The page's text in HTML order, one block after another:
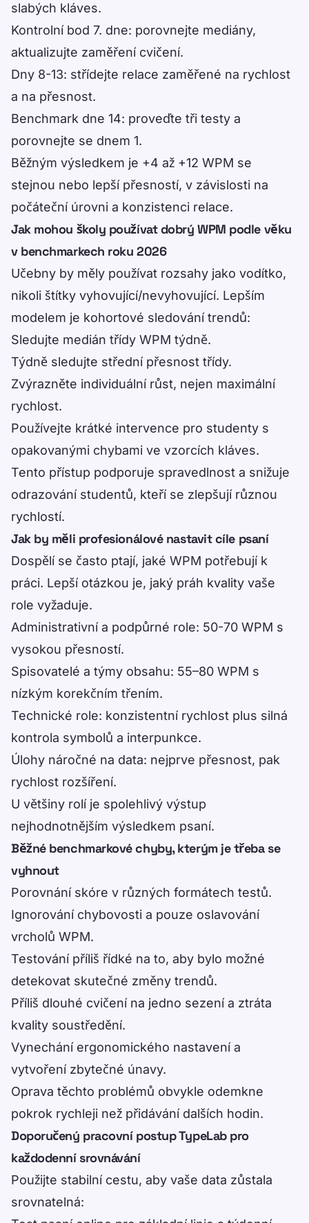
slabých kláves.
Kontrolní bod 7. dne: porovnejte mediány,
aktualizujte zaměření cvičení.
Dny 8-13: střídejte relace zaměřené na rychlost
a na přesnost.
Benchmark dne 14: proveďte tři testy a
porovnejte se dnem 1.
Běžným výsledkem je +4 až +12 WPM se
stejnou nebo lepší přesností, v závislosti na
počáteční úrovni a konzistenci relace.
Jak mohou školy používat dobrý WPM podle věku
v benchmarkech roku 2026
Učebny by měly používat rozsahy jako vodítko,
nikoli štítky vyhovující/nevyhovující. Lepším
modelem je kohortové sledování trendů:
Sledujte medián třídy WPM týdně.
Týdně sledujte střední přesnost třídy.
Zvýrazněte individuální růst, nejen maximální
rychlost.
Používejte krátké intervence pro studenty s
opakovanými chybami ve vzorcích kláves.
Tento přístup podporuje spravedlnost a snižuje
odrazování studentů, kteří se zlepšují různou
rychlostí.
Jak by měli profesionálové nastavit cíle psaní
Dospělí se často ptají, jaké WPM potřebují k
práci. Lepší otázkou je, jaký práh kvality vaše
role vyžaduje.
Administrativní a podpůrné role: 50-70 WPM s
vysokou přesností.
Spisovatelé a týmy obsahu: 55–80 WPM s
nízkým korekčním třením.
Technické role: konzistentní rychlost plus silná
kontrola symbolů a interpunkce.
Úlohy náročné na data: nejprve přesnost, pak
rychlost rozšíření.
U většiny rolí je spolehlivý výstup
nejhodnotnějším výsledkem psaní.
Běžné benchmarkové chyby, kterým je třeba se
vyhnout
Porovnání skóre v různých formátech testů.
Ignorování chybovosti a pouze oslavování
vrcholů WPM.
Testování příliš řídké na to, aby bylo možné
detekovat skutečné změny trendů.
Příliš dlouhé cvičení na jedno sezení a ztráta
kvality soustředění.
Vynechání ergonomického nastavení a
vytvoření zbytečné únavy.
Oprava těchto problémů obvykle odemkne
pokrok rychleji než přidávání dalších hodin.
Doporučený pracovní postup TypeLab pro
každodenní srovnávání
Použijte stabilní cestu, aby vaše data zůstala
srovnatelná: